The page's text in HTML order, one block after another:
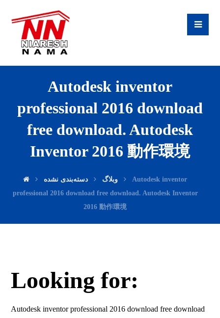
Autodesk inventor
professional 2016 download
free download. Autodesk
Inventor 2016 動作環境
وبلاگ دسته‌بندی نشده
Autodesk inventor
professional 2016 download free download. Autodesk Inventor
2016 動作環境
Looking for:
Autodesk inventor professional 2016 download free download